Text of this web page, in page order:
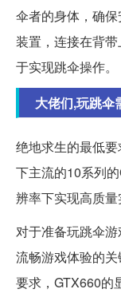
伞者的身体，确
装置，连接在背
于实现跳伞操作。
大佬们,玩跳伞
绝地求生的最低
下主流的10系列
辨率下实现高质量
对于准备玩跳伞
流畅游戏体验的
要求，GTX660的